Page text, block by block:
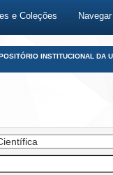
e Coleções Navegar
INSTITUCIONAL DA